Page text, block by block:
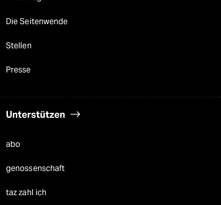
Die Seitenwende
Stellen
Presse
Unterstützen
abo
genossenschaft
taz zahl ich